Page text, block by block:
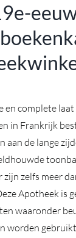
en complete laat
in Frankrijk
aan de lange
zelfs meer
Apotheek is
waaronder
worden